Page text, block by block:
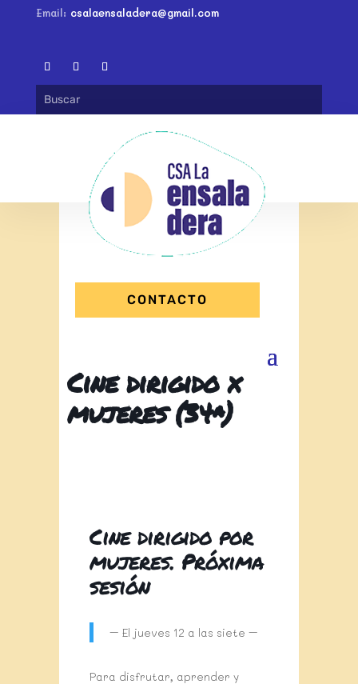
Email: csalaensaladera@gmail.com
CONTACTO
Cine dirigido x
mujeres (34ª)
Cine dirigido por
mujeres. Próxima
sesión
– El jueves 12 a las siete –
Para disfrutar, aprender y